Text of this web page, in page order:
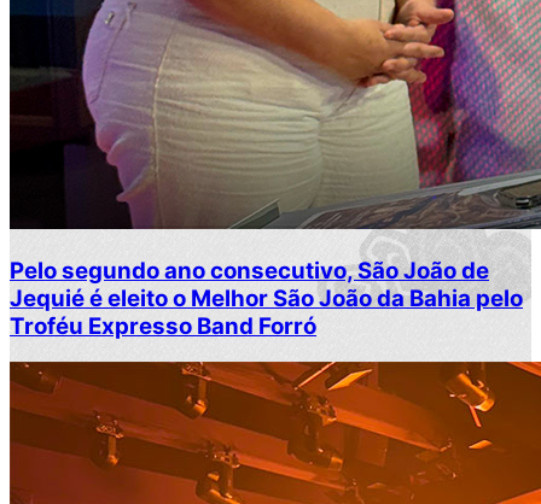
Pelo segundo ano consecutivo, São João de
Jequié é eleito o Melhor São João da Bahia pelo
Troféu Expresso Band Forró